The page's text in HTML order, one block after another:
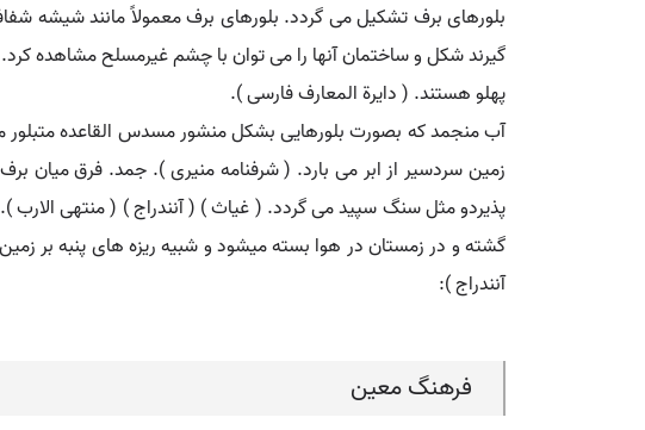
گیرند شکل و ساختمان آنها را می توان با چشم غیرمسلح مشاهده
پهلو هستند. ( دایرة المعارف فارسی ).
آب منجمد که بصورت بلورهایی بشکل منشور مسدس القاعده متبلور
زمین سردسیر از ابر می بارد. ( شرفنامه منیری ). جمد. فرق میان
پذیردو مثل سنگ سپید می گردد. ( غیاث ) ( آنندراج ) ( منتهی
گشته و در زمستان در هوا بسته میشود و شبیه ریزه های پنبه بر
آنندراج ):
فرهنگ معین